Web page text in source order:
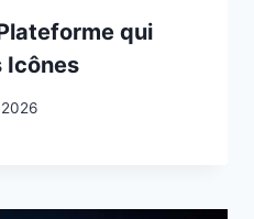
qui
Icônes